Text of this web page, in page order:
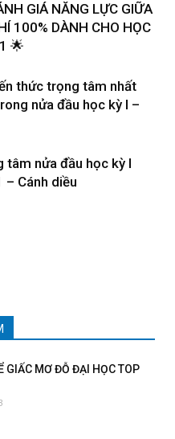
GIÁ NĂNG LỰC GIỮA
100% DÀNH CHO HỌC
🌟
thức trọng tâm nhất
nửa đầu học kỳ I –
tâm nửa đầu học kỳ I
– Cánh diều
GIẤC MƠ ĐỖ ĐẠI HỌC TOP